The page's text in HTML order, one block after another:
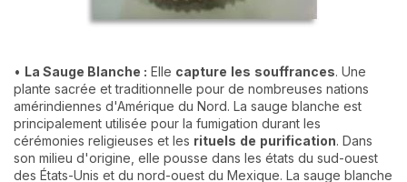
• La Sauge Blanche : Elle capture les souffrances. Une
plante sacrée et traditionnelle pour de nombreuses nations
amérindiennes d'Amérique du Nord. La sauge blanche est
principalement utilisée pour la fumigation durant les
cérémonies religieuses et les rituels de purification. Dans
son milieu d'origine, elle pousse dans les états du sud-ouest
des États-Unis et du nord-ouest du Mexique. La sauge blanche